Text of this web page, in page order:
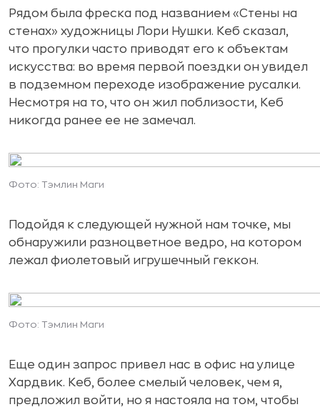
Рядом была фреска под названием «Стены на
стенах» художницы Лори Нушки. Кеб сказал,
что прогулки часто приводят его к объектам
искусства: во время первой поездки он увидел
в подземном переходе изображение русалки.
Несмотря на то, что он жил поблизости, Кеб
никогда ранее ее не замечал.
Фото: Тэмлин Маги
Подойдя к следующей нужной нам точке, мы
обнаружили разноцветное ведро, на котором
лежал фиолетовый игрушечный геккон.
Фото: Тэмлин Маги
Еще один запрос привел нас в офис на улице
Хардвик. Кеб, более смелый человек, чем я,
предложил войти, но я настояла на том, чтобы